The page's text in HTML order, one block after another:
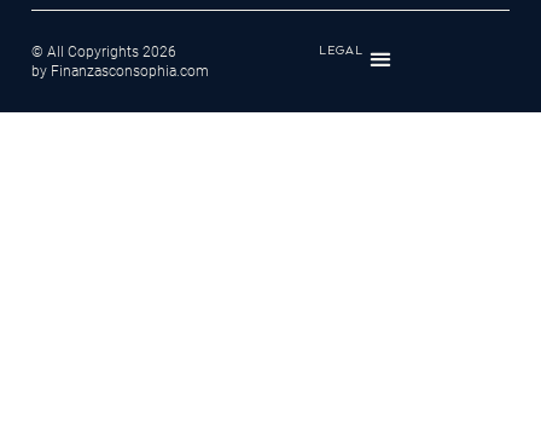
© All Copyrights 2026
by Finanzasconsophia.com
LEGAL